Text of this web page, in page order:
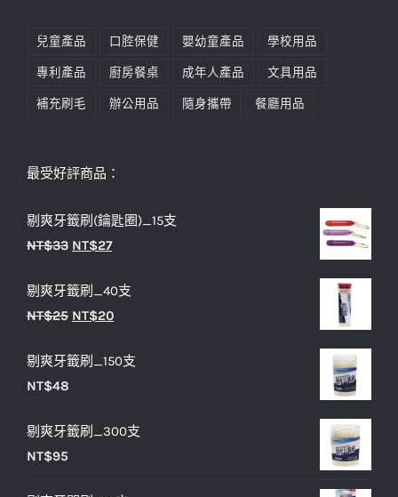
兒童產品 口腔保健 嬰幼童產品 學校用品
專利產品 廚房餐桌 成年人產品 文具用品
補充刷毛 辦公用品 隨身攜帶 餐廳用品
最受好評商品：
剔爽牙籤刷(鑰匙圈)_15支
NT$33 原
價
格：
NT$27目
價
格：
剔爽牙籤刷_40支
NT$25 原
價
NT$20目
價
剔爽牙籤刷_150支
NT$48
剔爽牙籤刷_300支
NT$95